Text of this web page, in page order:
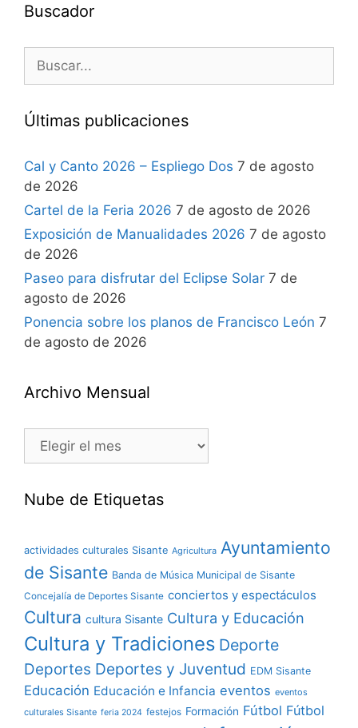
Buscador
Últimas publicaciones
Cal y Canto 2026 – Espliego Dos 7 de agosto
de 2026
Cartel de la Feria 2026 7 de agosto de 2026
Exposición de Manualidades 2026 7 de agosto
de 2026
Paseo para disfrutar del Eclipse Solar 7 de
agosto de 2026
Ponencia sobre los planos de Francisco León 7
de agosto de 2026
Archivo Mensual
Nube de Etiquetas
actividades culturales Sisante Agricultura Ayuntamiento
de Sisante Banda de Música Municipal de Sisante
Concejalía de Deportes Sisante conciertos y espectáculos
Cultura cultura Sisante Cultura y Educación
Cultura y Tradiciones Deporte
Deportes Deportes y Juventud EDM Sisante
Educación Educación e Infancia eventos eventos
culturales Sisante feria 2024 festejos Formación Fútbol Fútbol